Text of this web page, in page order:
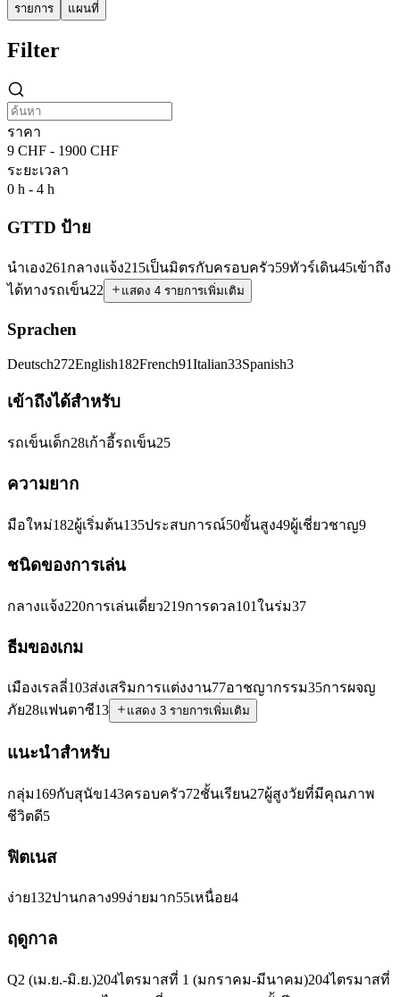
รายการ แผนที่
Filter
ราคา
9 CHF - 1900 CHF
ระยะเวลา
0 h - 4 h
GTTD ป้าย
นำเอง261 กลางแจ้ง215เป็นมิตรกับครอบครัว59ทัวร์เดิน45เข้าถึง
ได้ทางรถเข็น22 แสดง 4 รายการเพิ่มเติม
Sprachen
Deutsch272English182French91Italian33Spanish3
เข้าถึงได้สำหรับ
รถเข็นเด็ก28เก้าอี้รถเข็น25
ความยาก
มือใหม่182ผู้เริ่มต้น135ประสบการณ์50ขั้นสูง49ผู้เชี่ยวชาญ9
ชนิดของการเล่น
กลางแจ้ง220การเล่นเดี่ยว219การดวล101ในร่ม37
ธีมของเกม
เมืองเรลลี่103ส่งเสริมการแต่งงาน77อาชญากรรม35การผจญ
ภัย28แฟนตาซี13 แสดง 3 รายการเพิ่มเติม
แนะนำสำหรับ
กลุ่ม169กับสุนัข143ครอบครัว72ชั้นเรียน27ผู้สูงวัยที่มีคุณภาพ
ชีวิตดี5
ฟิตเนส
ง่าย132ปานกลาง99ง่ายมาก55เหนื่อย4
ฤดูกาล
Q2 (เม.ย.-มิ.ย.)204ไตรมาสที่ 1 (มกราคม-มีนาคม)204ไตรมาสที่